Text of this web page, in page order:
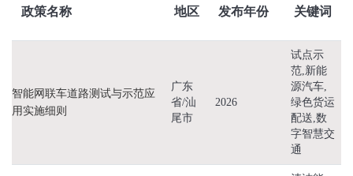
可持续航空燃料
政策名称 地区 发布年份 关键词
智能网联车道路测试与示范应
用实施细则
广东
省/汕
尾市
2026
试点示
范,新能
源汽车,
绿色货运
配送,数
字智慧交
通